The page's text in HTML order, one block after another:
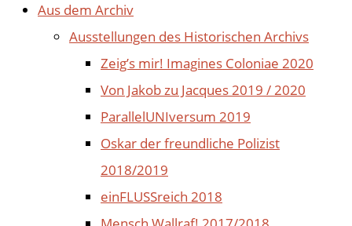
Aus dem Archiv
Ausstellungen des Historischen Archivs
Zeig’s mir! Imagines Coloniae 2020
Von Jakob zu Jacques 2019 / 2020
ParallelUNIversum 2019
Oskar der freundliche Polizist
2018/2019
einFLUSSreich 2018